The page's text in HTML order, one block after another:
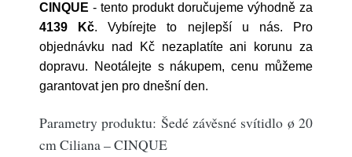
CINQUE - tento produkt doručujeme výhodně za
4139 Kč. Vybírejte to nejlepší u nás. Pro
objednávku nad Kč nezaplatíte ani korunu za
dopravu. Neotálejte s nákupem, cenu můžeme
garantovat jen pro dnešní den.
Parametry produktu: Šedé závěsné svítidlo ø 20
cm Ciliana – CINQUE